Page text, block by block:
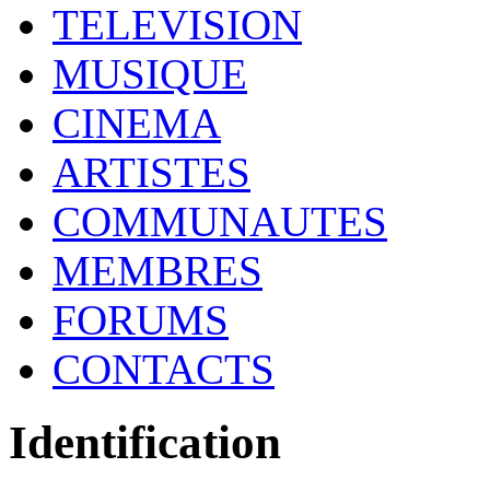
TELEVISION
MUSIQUE
CINEMA
ARTISTES
COMMUNAUTES
MEMBRES
FORUMS
CONTACTS
Identification